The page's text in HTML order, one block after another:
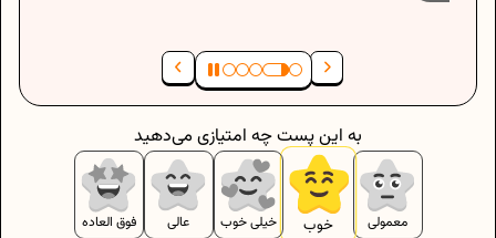
معمولی خوب خیلی خوب عالی فوق العاده
به این پست چه امتیازی می‌دهید